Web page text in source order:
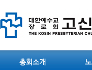
총회소개